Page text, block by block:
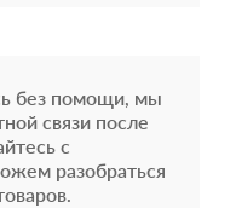
без помощи, мы
связи после
с
разобраться